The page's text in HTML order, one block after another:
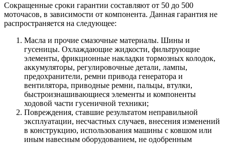
Сокращенные сроки гарантии составляют от 50 до 500
моточасов, в зависимости от компонента. Данная гарантия не
распространяется на следующее:
Масла и прочие смазочные материалы. Шины и
гусеницы. Охлаждающие жидкости, фильтрующие
элементы, фрикционные накладки тормозных колодок,
аккумуляторы, регулировочные детали, лампы,
предохранители, ремни привода генератора и
вентилятора, приводные ремни, пальцы, втулки,
быстроизнашивающиеся элементы и компоненты
ходовой части гусеничной техники;
Повреждения, ставшие результатом неправильной
эксплуатации, несчастных случаев, внесения изменений
в конструкцию, использования машины с ковшом или
иным навесным оборудованием, не одобренным